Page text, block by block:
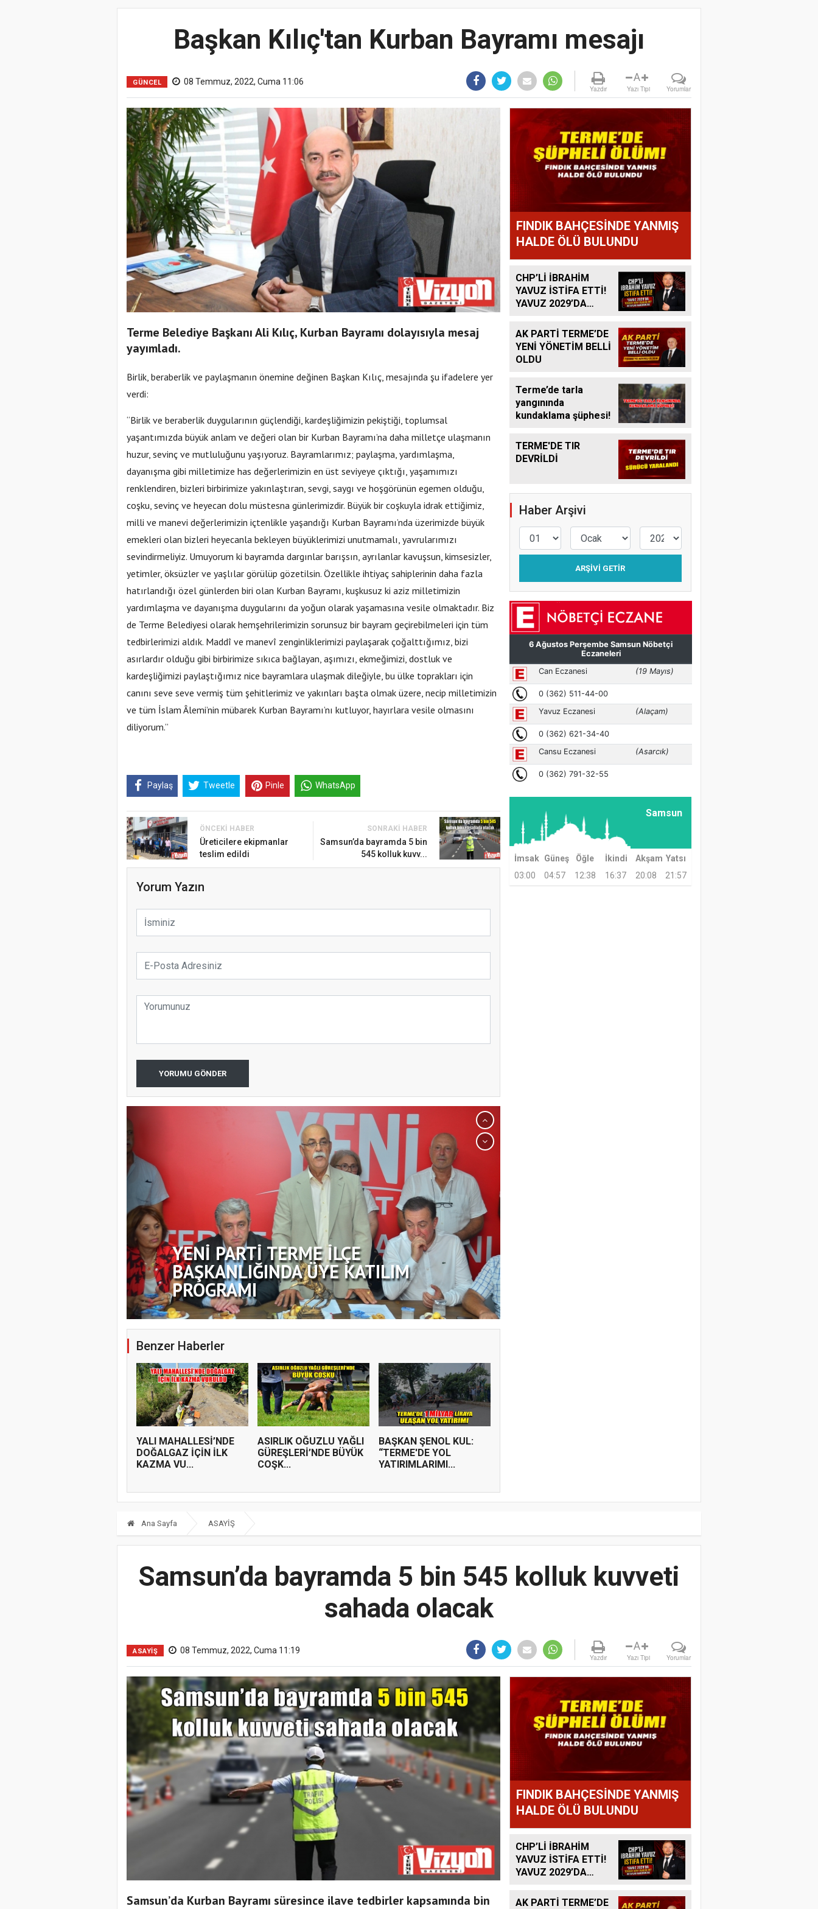
Başkan Kılıç'tan Kurban Bayramı mesajı
GÜNCEL 08 Temmuz, 2022, Cuma 11:06
Yazdır
A
Yazı Tipi Yorumlar
Terme Belediye Başkanı Ali Kılıç, Kurban Bayramı dolayısıyla mesaj
yayımladı.
Birlik, beraberlik ve paylaşmanın önemine değinen Başkan Kılıç, mesajında şu ifadelere yer
verdi:
“Birlik ve beraberlik duygularının güçlendiği, kardeşliğimizin pekiştiği, toplumsal
yaşantımızda büyük anlam ve değeri olan bir Kurban Bayramı’na daha milletçe ulaşmanın
huzur, sevinç ve mutluluğunu yaşıyoruz. Bayramlarımız; paylaşma, yardımlaşma,
dayanışma gibi milletimize has değerlerimizin en üst seviyeye çıktığı, yaşamımızı
renklendiren, bizleri birbirimize yakınlaştıran, sevgi, saygı ve hoşgörünün egemen olduğu,
coşku, sevinç ve heyecan dolu müstesna günlerimizdir. Büyük bir coşkuyla idrak ettiğimiz,
milli ve manevi değerlerimizin içtenlikle yaşandığı Kurban Bayramı’nda üzerimizde büyük
emekleri olan bizleri heyecanla bekleyen büyüklerimizi unutmamalı, yavrularımızı
sevindirmeliyiz. Umuyorum ki bayramda dargınlar barışsın, ayrılanlar kavuşsun, kimsesizler,
yetimler, öksüzler ve yaşlılar görülüp gözetilsin. Özellikle ihtiyaç sahiplerinin daha fazla
hatırlandığı özel günlerden biri olan Kurban Bayramı, kuşkusuz ki aziz milletimizin
yardımlaşma ve dayanışma duygularını da yoğun olarak yaşamasına vesile olmaktadır. Biz
de Terme Belediyesi olarak hemşehrilerimizin sorunsuz bir bayram geçirebilmeleri için tüm
tedbirlerimizi aldık. Maddî ve manevî zenginliklerimizi paylaşarak çoğalttığımız, bizi
asırlardır olduğu gibi birbirimize sıkıca bağlayan, aşımızı, ekmeğimizi, dostluk ve
kardeşliğimizi paylaştığımız nice bayramlara ulaşmak dileğiyle, bu ülke toprakları için
canını seve seve vermiş tüm şehitlerimiz ve yakınları başta olmak üzere, necip milletimizin
ve tüm İslam Âlemi’nin mübarek Kurban Bayramı’nı kutluyor, hayırlara vesile olmasını
diliyorum.”
Paylaş Tweetle Pinle WhatsApp
ÖNCEKI HABER
Üreticilere ekipmanlar
teslim edildi
SONRAKI HABER
Samsun’da bayramda 5 bin
545 kolluk kuvv...
Yorum Yazın
YORUMU GÖNDER
YENİ PARTİ TERME İLÇE
BAŞKANLIĞINDA ÜYE KATILIM
PROGRAMI
Benzer Haberler
YALI MAHALLESİ’NDE
DOĞALGAZ İÇİN İLK
KAZMA VU...
ASIRLIK OĞUZLU YAĞLI
GÜREŞLERİ’NDE BÜYÜK
COŞK...
BAŞKAN ŞENOL KUL:
“TERME'DE YOL
YATIRIMLARIMI...
FINDIK BAHÇESİNDE YANMIŞ
HALDE ÖLÜ BULUNDU
CHP’Lİ İBRAHİM
YAVUZ İSTİFA ETTİ!
YAVUZ 2029’DA
OLACAK MI?
AK PARTİ TERME’DE
YENİ YÖNETİM BELLİ
OLDU
Terme’de tarla
yangınında
kundaklama şüphesi!
TERME'DE TIR
DEVRİLDİ
Haber Arşivi
ARŞIVI GETIR
Samsun
İmsak Güneş Öğle İkindi Akşam Yatsı
03:00
04:57 12:38 16:37 20:08 21:57
Ana Sayfa ASAYİŞ
Samsun’da bayramda 5 bin 545 kolluk kuvveti
sahada olacak
ASAYİŞ 08 Temmuz, 2022, Cuma 11:19
Yazdır
A
Yazı Tipi Yorumlar
Samsun’da Kurban Bayramı süresince ilave tedbirler kapsamında bin
FINDIK BAHÇESİNDE YANMIŞ
HALDE ÖLÜ BULUNDU
CHP’Lİ İBRAHİM
YAVUZ İSTİFA ETTİ!
YAVUZ 2029’DA
OLACAK MI?
AK PARTİ TERME’DE